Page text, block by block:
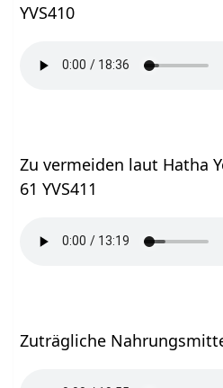
YVS410
Zu vermeiden laut Hatha
61 YVS411
Zuträgliche